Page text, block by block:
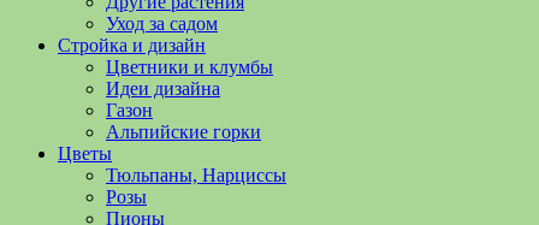
выращивании
Уход за садом
Стройка и дизайн
Цветники и клумбы
Идеи дизайна
Газон
Альпийские горки
Цветы
Тюльпаны, Нарциссы
Розы
Пионы